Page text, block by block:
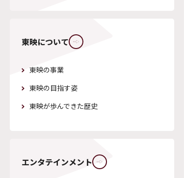
東映の事業
東映の目指す姿
東映が歩んできた歴史